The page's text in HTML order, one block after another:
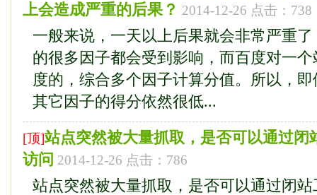
上会造成严重的后果？ 2014-12-26 点击：738
一般来说，一天以上后果就会非常严重
的很多因子都会受到影响，而百度对一
度的，综合多个因子计算分值。所以，
其它因子的得分依然很低...
[顶]站点突然被大量抓取，是否可以通过闭
访问 2014-12-26 点击：786
站点突然被大量抓取，是否可以通过闭